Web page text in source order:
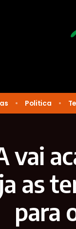
Politica
vai
as
para